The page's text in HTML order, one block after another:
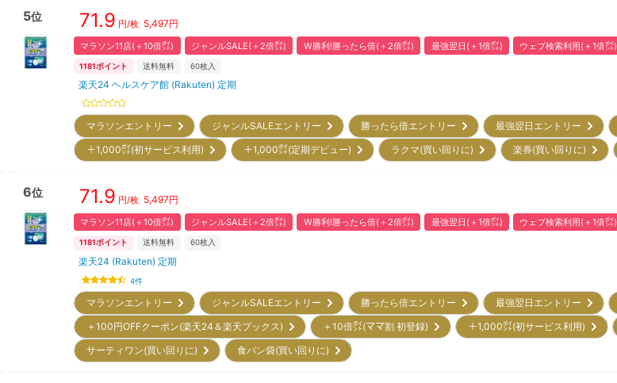
5位 71.9 円/枚 5,497円
マラソン11店(＋10倍㌽) ジャンルSALE(＋2倍㌽) W勝利!勝ったら倍(＋2倍㌽) 最強翌日(＋1倍㌽) ウェブ検索利用(＋1倍㌽)
1181ポイント 送料無料 60枚入
楽天24 ヘルスケア館 (Rakuten) 定期
マラソンエントリー ジャンルSALEエントリー 勝ったら倍エントリー 最強翌日エントリー
＋1,000㌽(初サービス利用)
＋1,000㌽(定期デビュー) ラクマ(買い回りに) 楽券(買い回りに)
6位 71.9 円/枚 5,497円
マラソン11店(＋10倍㌽) ジャンルSALE(＋2倍㌽) W勝利!勝ったら倍(＋2倍㌽) 最強翌日(＋1倍㌽) ウェブ検索利用(＋1倍㌽)
1181ポイント 送料無料 60枚入
楽天24 (Rakuten) 定期
4件
マラソンエントリー ジャンルSALEエントリー 勝ったら倍エントリー 最強翌日エントリー
＋100円OFFクーポン(楽天24＆楽天ブックス)
＋10倍㌽(ママ割 初登録) ＋1,000㌽(初サービス利用)
サーティワン(買い回りに)
食パン袋(買い回りに)